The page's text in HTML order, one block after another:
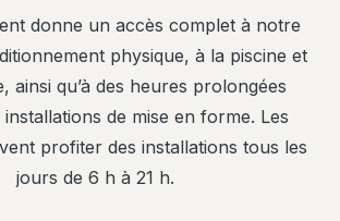
donne un accès complet à notre
physique, à la piscine et
ainsi qu’à des heures prolongées
installations de mise en forme. Les
profiter des installations tous les
jours de 6 h à 21 h.